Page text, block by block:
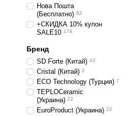
Нова Пошта
(Бесплатно) 92
+СКИДКА 10% купон
SALE10 179
Бренд
SD Forte (Китай) 43
Cristal (Китай) 2
ECO Technology (Турция) 7
TEPLOCeramic
(Украина) 22
EuroProduct (Украина) 22